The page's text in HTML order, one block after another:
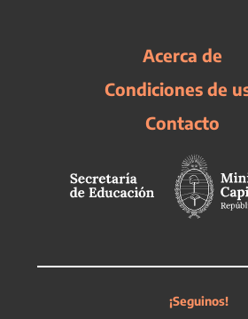
Acerca de
Condiciones de
Contacto
¡Seguinos!